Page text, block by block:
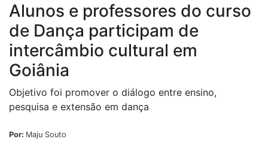
Alunos e professores do curso
de Dança participam de
intercâmbio cultural em
Goiânia
Objetivo foi promover o diálogo entre ensino,
pesquisa e extensão em dança
Por: Maju Souto